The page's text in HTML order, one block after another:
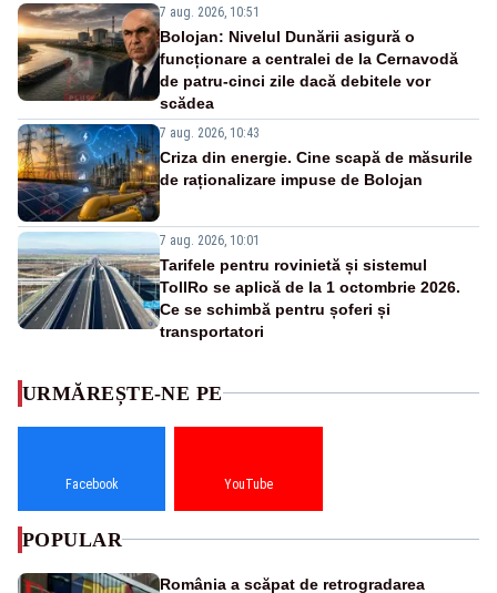
7 aug. 2026, 10:51
Bolojan: Nivelul Dunării asigură o
funcționare a centralei de la Cernavodă
de patru-cinci zile dacă debitele vor
scădea
7 aug. 2026, 10:43
Criza din energie. Cine scapă de măsurile
de raționalizare impuse de Bolojan
7 aug. 2026, 10:01
Tarifele pentru rovinietă și sistemul
TollRo se aplică de la 1 octombrie 2026.
Ce se schimbă pentru șoferi și
transportatori
URMĂREȘTE-NE PE
Facebook YouTube
POPULAR
România a scăpat de retrogradarea